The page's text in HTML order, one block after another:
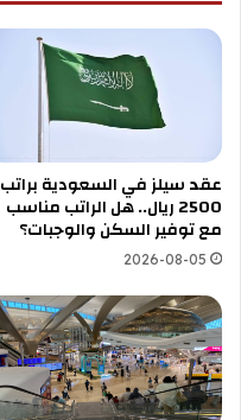
عقد سيلز في السعودية براتب
2500 ريال.. هل الراتب مناسب
مع توفير السكن والوجبات؟
2026-08-05